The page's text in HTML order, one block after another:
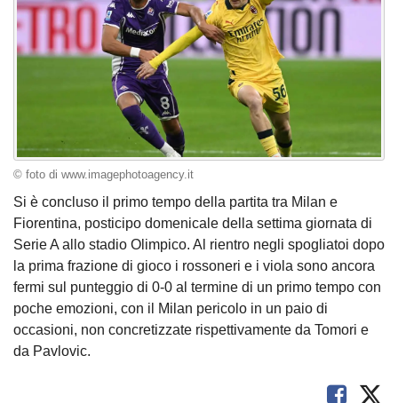
© foto di www.imagephotoagency.it
Si è concluso il primo tempo della partita tra Milan e
Fiorentina, posticipo domenicale della settima giornata di
Serie A allo stadio Olimpico. Al rientro negli spogliatoi dopo
la prima frazione di gioco i rossoneri e i viola sono ancora
fermi sul punteggio di 0-0 al termine di un primo tempo con
poche emozioni, con il Milan pericolo in un paio di
occasioni, non concretizzate rispettivamente da Tomori e
da Pavlovic.